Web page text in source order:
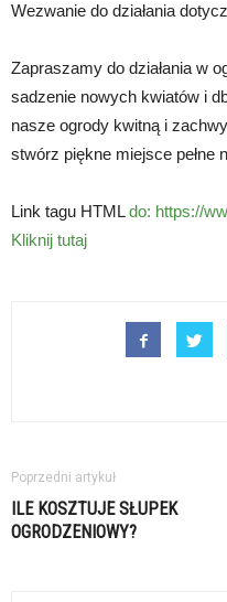
Wezwanie do działania
Zapraszamy do działania w
sadzenie nowych kwiatów i
nasze ogrody kwitną i
stwórz piękne miejsce pełne
Link tagu HTMLdo: https://
Kliknij tutaj
Poprzedni artykuł
ILE KOSZTUJE SŁUPEK
OGRODZENIOWY?